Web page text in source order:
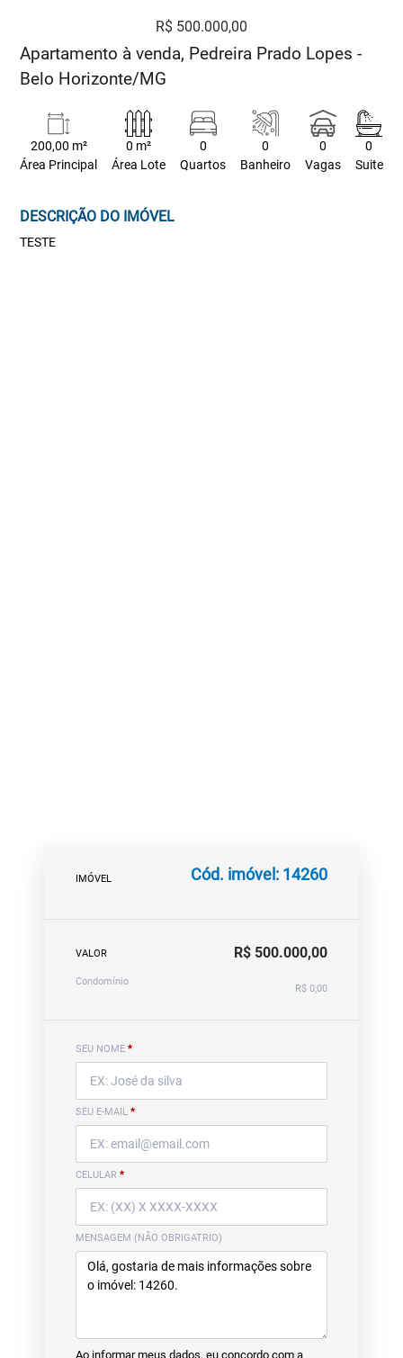
R$ 500.000,00
Apartamento à venda, Pedreira Prado Lopes -
Belo Horizonte/MG
200,00 m²
Área Principal
0 m²
Área Lote
0
Quartos
0
Banheiro
0
Vagas
0
Suite
DESCRIÇÃO DO IMÓVEL
TESTE
IMÓVEL Cód. imóvel: 14260
VALOR R$ 500.000,00
Condomínio
R$ 0,00
SEU NOME *
SEU E-MAIL *
CELULAR *
MENSAGEM (NÃO OBRIGATRIO)
Ao informar meus dados, eu concordo com a